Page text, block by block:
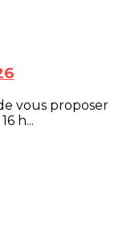
vous proposer
h...